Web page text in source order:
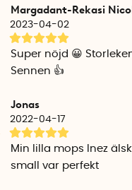
Margadant-Rekasi
2023-04-02
Super nöjd 😀
Sennen 👍
Jonas
2022-04-17
Min lilla mops Inez
small var perfekt